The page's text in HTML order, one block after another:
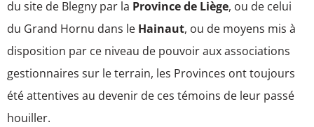
du site de Blegny par la Province de Liège, ou de celui
du Grand Hornu dans le Hainaut, ou de moyens mis à
disposition par ce niveau de pouvoir aux associations
gestionnaires sur le terrain, les Provinces ont toujours
été attentives au devenir de ces témoins de leur passé
houiller.